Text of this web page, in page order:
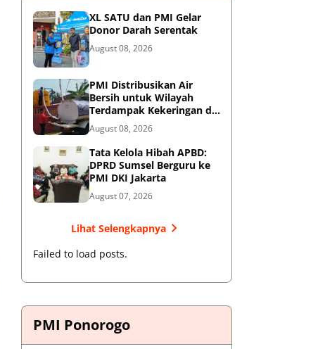
XL SATU dan PMI Gelar
Donor Darah Serentak
August 08, 2026
PMI Distribusikan Air
Bersih untuk Wilayah
Terdampak Kekeringan di
Blitar
August 08, 2026
Tata Kelola Hibah APBD:
DPRD Sumsel Berguru ke
PMI DKI Jakarta
August 07, 2026
Lihat Selengkapnya
Failed to load posts.
PMI Ponorogo